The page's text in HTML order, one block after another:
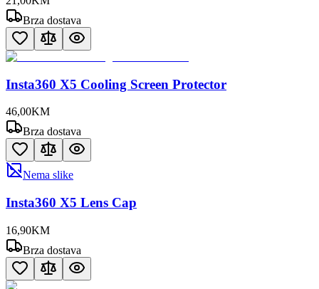
Brza dostava
Insta360 X5 Cooling Screen Protector
46,00KM
Brza dostava
Nema slike
Insta360 X5 Lens Cap
16,90KM
Brza dostava